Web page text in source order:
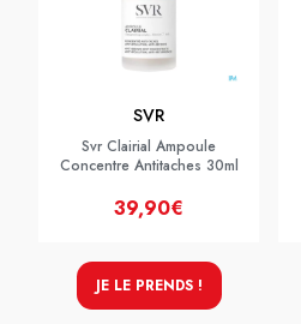
SVR
Svr Clairial Ampoule
Concentre Antitaches 30ml
39,90€
JE LE PRENDS !